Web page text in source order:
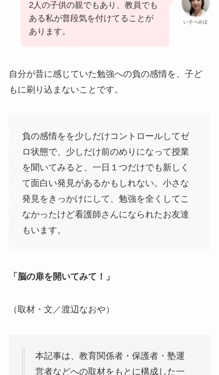
いそべみほ
2人の子供の親でもあり、教員でも
ある私が普段気を付けてることが
あります。
自分が昔に感じていた勉強への負の感情を、子ど
もに刷り込まないことです。
負の感情をを少しだけコントロールしてゼ
ロ状態で、少しだけ前のめりになって授業
を聞いてみると、一日１つだけでも新しく
て面白い発見があるかもしれない。小さな
発見をきっかけにして、勉強を全くしてこ
なかったけど看護師さんになられたお友達
もいます。
「脳の扉を開いてみて！」
（取材・文／渡辺なおや）
本記事は、教育関係者・保護者・塾運
営者などへの取材をもとに構成した一